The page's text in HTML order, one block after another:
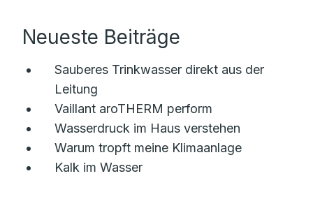
Neueste Beiträge
Sauberes Trinkwasser direkt aus der
Leitung
Vaillant aroTHERM perform
Wasserdruck im Haus verstehen
Warum tropft meine Klimaanlage
Kalk im Wasser